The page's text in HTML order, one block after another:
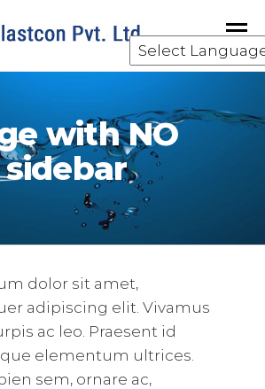
component
manufacturing
and waste
water
treatment
with NO
sidebar
dolor sit amet,
adipiscing elit. Vivamus
ac leo. Praesent id
elementum ultrices.
sem, ornare ac,